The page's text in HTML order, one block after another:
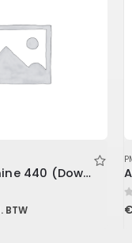
Tape Machine 440 (Download)
BTW 0
€